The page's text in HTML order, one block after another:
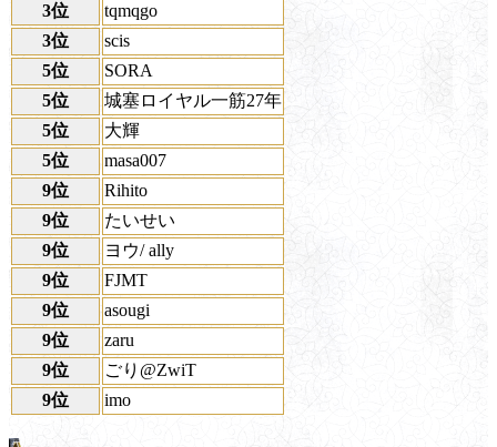
3位
tqmqgo
3位
scis
5位
SORA
5位
城塞ロイヤル一筋27年
5位
大輝
5位
masa007
9位
Rihito
9位
たいせい
9位
ヨウ/ ally
9位
FJMT
9位
asougi
9位
zaru
9位
ごり@ZwiT
9位
imo